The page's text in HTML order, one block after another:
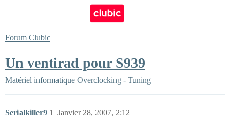
Forum Clubic
Un ventirad pour S939
Matériel informatique Overclocking - Tuning
Serialkiller9 Janvier 28, 2007, 2:12
1